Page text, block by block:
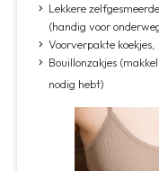
Lekkere
(handig voor
Voorverpakte
Bouillonzakjes
nodig hebt)